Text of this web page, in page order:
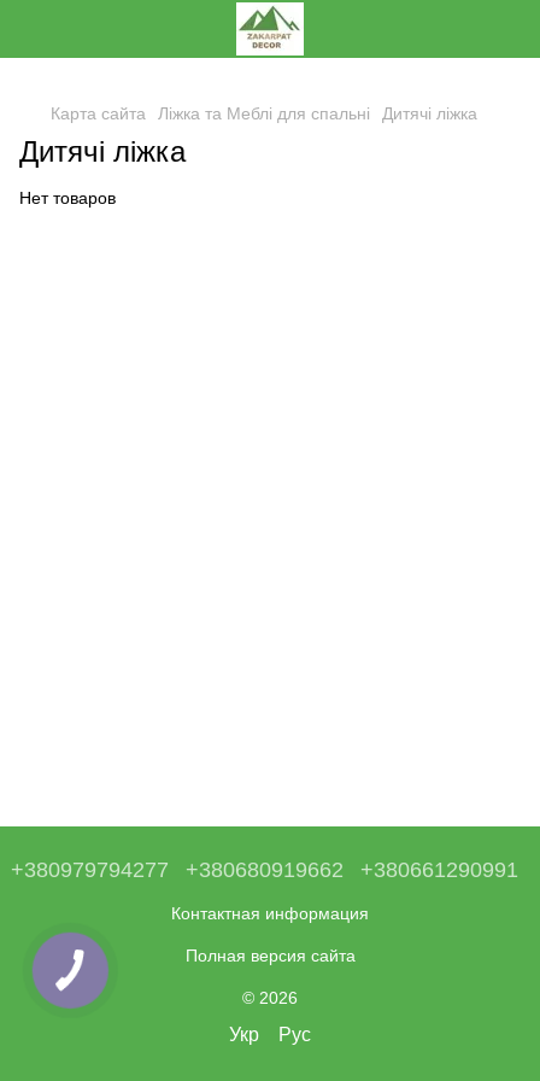
Карта сайта Ліжка та Меблі для спальні Дитячі ліжка
Дитячі ліжка
Нет товаров
+380979794277 +380680919662 +380661290991
Контактная информация
Полная версия сайта
© 2026
Укр Рус